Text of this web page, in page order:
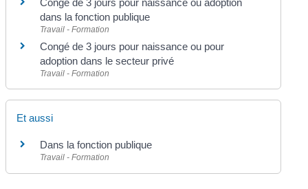
Congé de 3 jours pour naissance ou adoption
dans la fonction publique
Travail - Formation
Congé de 3 jours pour naissance ou pour
adoption dans le secteur privé
Travail - Formation
Et aussi
Dans la fonction publique
Travail - Formation